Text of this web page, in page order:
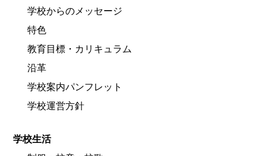
学校からのメッセージ
特色
教育目標・カリキュラム
沿革
学校案内パンフレット
学校運営方針
学校生活